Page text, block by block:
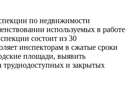
по недвижимости
используемых в работе
состоит из 30
инспекторам в сжатые сроки
площади, выявить
и закрытых